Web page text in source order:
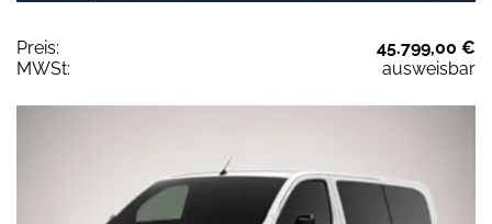
Preis:
45.799,00 €
MWSt:
ausweisbar